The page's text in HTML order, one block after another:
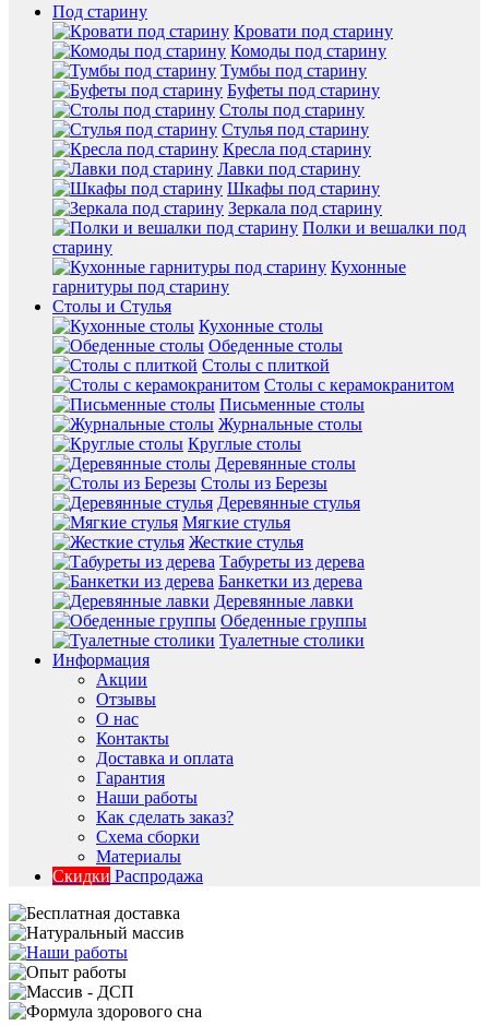
Под старину
Кровати под старину
Комоды под старину
Тумбы под старину
Буфеты под старину
Столы под старину
Стулья под старину
Кресла под старину
Лавки под старину
Шкафы под старину
Зеркала под старину
Полки и вешалки под
старину
Кухонные
гарнитуры под старину
Столы и Стулья
Кухонные столы
Обеденные столы
Столы с плиткой
Столы с керамокранитом
Письменные столы
Журнальные столы
Круглые столы
Деревянные столы
Столы из Березы
Деревянные стулья
Мягкие стулья
Жесткие стулья
Табуреты из дерева
Банкетки из дерева
Деревянные лавки
Обеденные группы
Туалетные столики
Информация
Акции
Отзывы
О нас
Контакты
Доставка и оплата
Гарантия
Наши работы
Как сделать заказ?
Схема сборки
Материалы
Скидки Распродажа